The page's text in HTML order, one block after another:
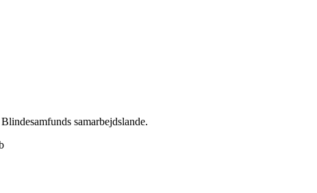
samarbejdslande.